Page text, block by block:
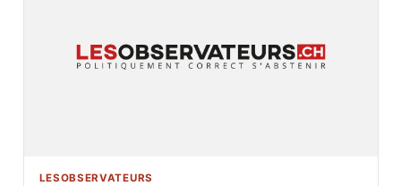
LESOBSERVATEURS